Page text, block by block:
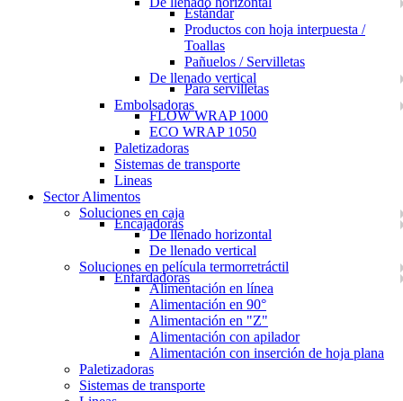
Estándar
Productos con hoja interpuesta /
Toallas
Pañuelos / Servilletas
De llenado vertical
Para servilletas
Embolsadoras
FLOW WRAP 1000
ECO WRAP 1050
Paletizadoras
Sistemas de transporte
Lineas
Sector Alimentos
Soluciones en caja
Encajadoras
De llenado horizontal
De llenado vertical
Soluciones en película termorretráctil
Enfardadoras
Alimentación en línea
Alimentación en 90°
Alimentación en "Z"
Alimentación con apilador
Alimentación con inserción de hoja plana
Paletizadoras
Sistemas de transporte